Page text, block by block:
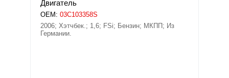
Двигатель
OEM: 03C103358S
2006; Хэтчбек.; 1,6; FSi; Бензин; МКПП; Из
Германии.